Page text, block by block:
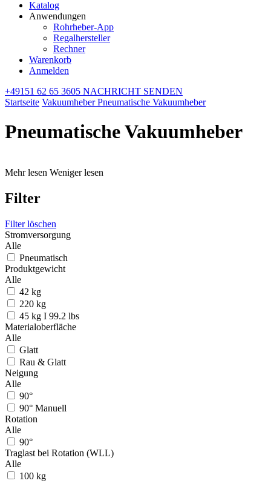
Katalog
Anwendungen
Rohrheber-App
Regalhersteller
Rechner
Warenkorb
Anmelden
+49151 62 65 3605 NACHRICHT SENDEN
Startseite VakuumheberPneumatische Vakuumheber
Pneumatische Vakuumheber
Mehr lesen Weniger lesen
Filter
Filter löschen
Stromversorgung
Alle
Pneumatisch
Produktgewicht
Alle
42 kg
220 kg
45 kg I 99.2 lbs
Materialoberfläche
Alle
Glatt
Rau & Glatt
Neigung
Alle
90°
90° Manuell
Rotation
Alle
90°
Traglast bei Rotation (WLL)
Alle
100 kg